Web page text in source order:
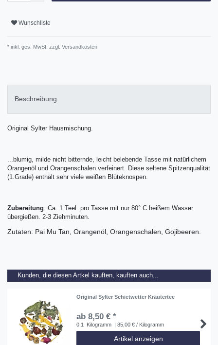
Wunschliste
* inkl. ges. MwSt. zzgl. Versandkosten
Beschreibung
Original Sylter Hausmischung.
...blumig, milde nicht bitternde, leicht belebende Tasse mit natürlichem
Orangenöl und Orangenschalen verfeinert. Diese seltene Spitzenqualität
(1.Grade) enthält sehr viele weißen Blüteknospen.
Zubereitung: Ca. 1 Teel. pro Tasse mit nur 80° C heißem Wasser
übergießen. 2-3 Ziehminuten.
Zutaten: Pai Mu Tan, Orangenöl, Orangenschalen, Gojibeeren.
Kunden, die diesen Artkel kauften, kauften auch...
Original Sylter Schietwetter Kräutertee
ab 8,50 € *
0.1 Kilogramm | 85,00 € / Kilogramm
Artikel anzeigen